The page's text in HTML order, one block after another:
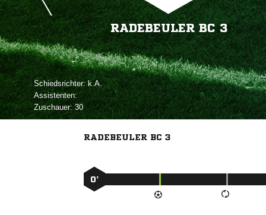
RADEBEULER BC 3
Schiedsrichter:
Assistenten:
Zuschauer:30
RADEBEULER BC 3
0’